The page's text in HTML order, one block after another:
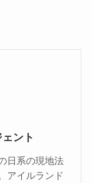
ント
日系の現地法
アイルランド